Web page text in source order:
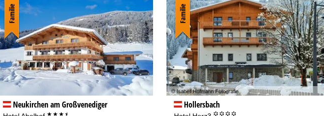
Neukirchen am Großvenediger
***+
Familie
Hollersbach
°°°°
Familie